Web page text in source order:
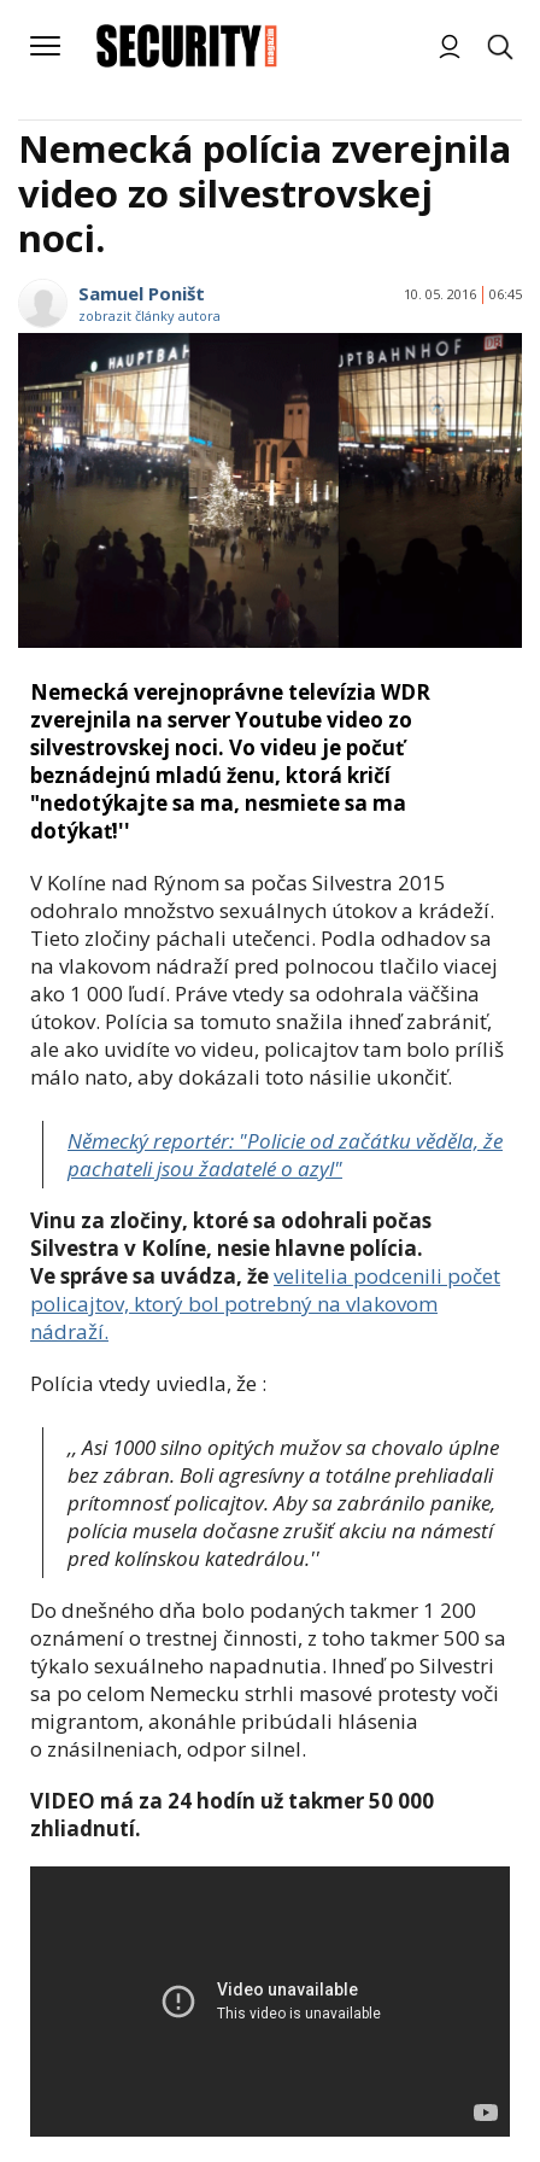
Nemecká polícia zverejnila
video zo silvestrovskej
noci.
Samuel Poništ
zobrazit články autora
10. 05. 2016 06:45
Nemecká verejnoprávne televízia WDR
zverejnila na server Youtube video zo
silvestrovskej noci. Vo videu je počuť
beznádejnú mladú ženu, ktorá kričí
"nedotýkajte sa ma, nesmiete sa ma
dotýkať!''
V Kolíne nad Rýnom sa počas Silvestra 2015
odohralo množstvo sexuálnych útokov a krádeží.
Tieto zločiny páchali utečenci. Podla odhadov sa
na vlakovom nádraží pred polnocou tlačilo viacej
ako 1 000 ľudí. Práve vtedy sa odohrala väčšina
útokov. Polícia sa tomuto snažila ihneď zabrániť,
ale ako uvidíte vo videu, policajtov tam bolo príliš
málo nato, aby dokázali toto násilie ukončiť.
Německý reportér: "Policie od začátku věděla, že
pachateli jsou žadatelé o azyl"
Vinu za zločiny, ktoré sa odohrali počas
Silvestra v Kolíne, nesie hlavne polícia.
Ve správe sa uvádza, ževelitelia podcenili počet
policajtov, ktorý bol potrebný na vlakovom
nádraží.
Polícia vtedy uviedla, že :
,, Asi 1000 silno opitých mužov sa chovalo úplne
bez zábran. Boli agresívny a totálne prehliadali
prítomnosť policajtov. Aby sa zabránilo panike,
polícia musela dočasne zrušiť akciu na námestí
pred kolínskou katedrálou.''
Do dnešného dňa bolo podaných takmer 1 200
oznámení o trestnej činnosti, z toho takmer 500 sa
týkalo sexuálneho napadnutia. Ihneď po Silvestri
sa po celom Nemecku strhli masové protesty voči
migrantom, akonáhle pribúdali hlásenia
o znásilneniach, odpor silnel.
VIDEO má za 24 hodín už takmer 50 000
zhliadnutí.